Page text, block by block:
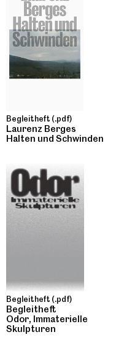
Begleitheft (.pdf)
Laurenz Berges
Halten und Schwinden
Begleitheft (.pdf)
Begleitheft
Odor, Immaterielle
Skulpturen